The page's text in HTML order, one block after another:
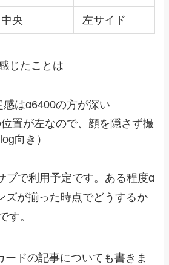
中央 左サイド
じたことは
感はα6400の方が深い
置が左なので、顔を隠さず撮
向き）
ブで利用予定です。ある程度α
ズが揃った時点でどうするか
す。
ドの記事についても書きま